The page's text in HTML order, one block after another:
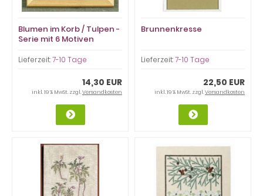
Blumen im Korb / Tulpen -
Serie mit 6 Motiven
Lieferzeit:7-10 Tage
14,30 EUR
inkl. 19 % MwSt. zzgl.Versandkosten
Brunnenkresse
Lieferzeit:7-10 Tage
22,50 EUR
inkl. 19 % MwSt. zzgl.Versandkosten